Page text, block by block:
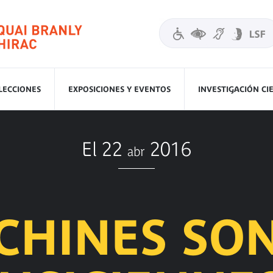
EXPOSICIONES Y EVENTOS INVESTIGACIÓN
El 22 abr 2016